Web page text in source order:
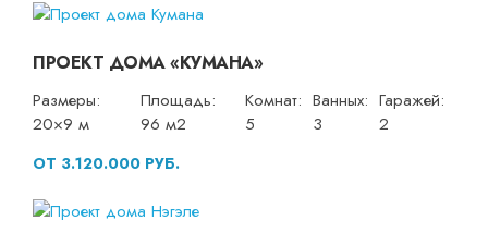
ПРОЕКТ ДОМА «КУМАНА»
Размеры:
20×9 м
Площадь:
96 м2
Комнат:
5
Ванных:
3
Гаражей:
2
ОТ 3.120.000 РУБ.